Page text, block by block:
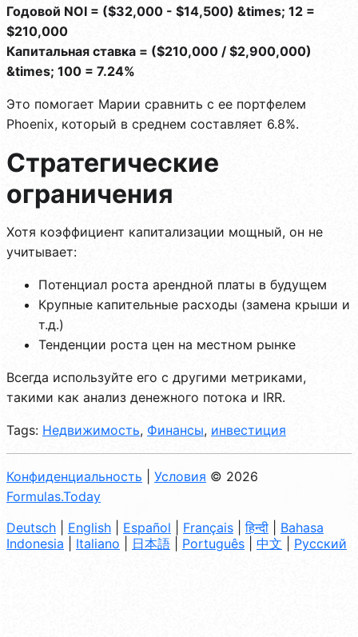
Годовой NOI = ($32,000 - $14,500) &times; 12 =
$210,000
Капитальная ставка = ($210,000 / $2,900,000)
&times; 100 = 7.24%
Это помогает Марии сравнить с ее портфелем
Phoenix, который в среднем составляет 6.8%.
Стратегические
ограничения
Хотя коэффициент капитализации мощный, он не
учитывает:
Потенциал роста арендной платы в будущем
Крупные капительные расходы (замена крыши и
т.д.)
Тенденции роста цен на местном рынке
Всегда используйте его с другими метриками,
такими как анализ денежного потока и IRR.
Tags: Недвижимость, Финансы, инвестиция
Конфиденциальность Условия © 2026
Formulas.Today
Deutsch
English Español Français |हिन्दी
Bahasa
Indonesia
Italiano 日本語 Português 中文 Русский